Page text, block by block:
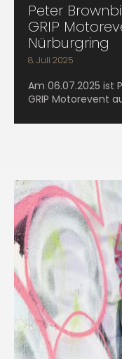
Peter
GRIP
Nürburgring
8. Juli 2025
Am 06.07.2025 ist
GRIP Motorevent